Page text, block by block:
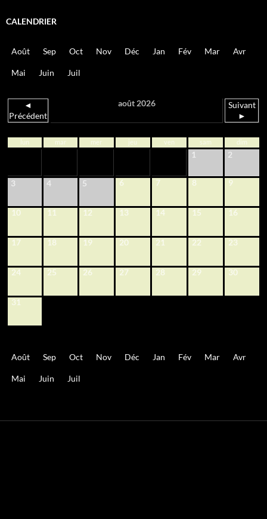
CALENDRIER
Août Sep Oct Nov Déc Jan Fév Mar Avr
Mai Juin Juil
◄
Précédent
août 2026
Suivant
►
lun mar mer jeu ven sam dim
1 2
3 4 5 6 7 8 9
10 11 12 13 14 15 16
17 18 19 20 21 22 23
24 25 26 27 28 29 30
31
Août Sep Oct Nov Déc Jan Fév Mar Avr
Mai Juin Juil